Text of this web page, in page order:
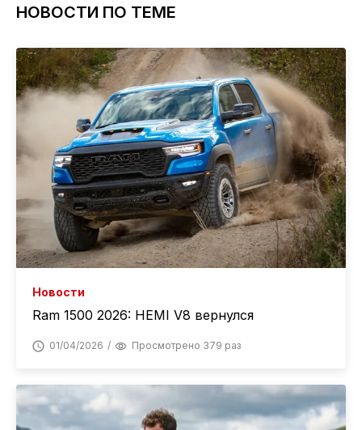
НОВОСТИ ПО ТЕМЕ
Новости
Ram 1500 2026: HEMI V8 вернулся
01/04/2026 Просмотрено 379 раз